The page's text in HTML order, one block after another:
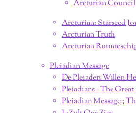
Arcturian Council
Arcturian: Starseed
Arcturian Truth
Arcturian
Pleiadian Message
De Pleiaden Willen
Pleiadians - The
Pleiadian Message ;